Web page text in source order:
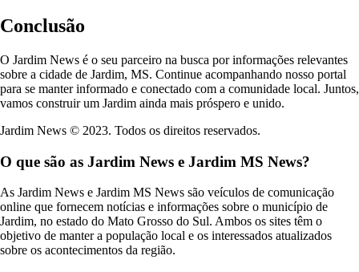
Conclusão
O Jardim News é o seu parceiro na busca por informações relevantes
sobre a cidade de Jardim, MS. Continue acompanhando nosso portal
para se manter informado e conectado com a comunidade local. Juntos,
vamos construir um Jardim ainda mais próspero e unido.
Jardim News © 2023. Todos os direitos reservados.
O que são as Jardim News e Jardim MS News?
As Jardim News e Jardim MS News são veículos de comunicação
online que fornecem notícias e informações sobre o município de
Jardim, no estado do Mato Grosso do Sul. Ambos os sites têm o
objetivo de manter a população local e os interessados atualizados
sobre os acontecimentos da região.